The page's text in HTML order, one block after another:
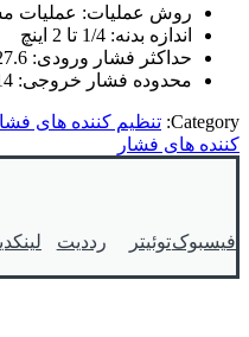
روش عملیات: عملیات
اندازه بدنه: 1/4 تا 2 اینچ
حداکثر فشار ورودی: 27.6 barg
محدوده فشار خروجی: 0.14 barg تا 25.9 barg
Category: تنظیم کننده های
کننده های فشار
فیسبوکتوئیتر رددیت